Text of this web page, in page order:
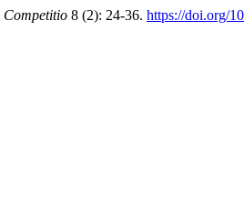
Competitio 8 (2): 24-36. https://doi.org/